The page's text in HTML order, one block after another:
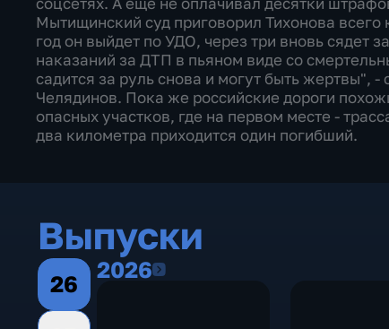
Мытищинский суд приговорил Тихонова
год он выйдет по УДО, через три вновь сядет
наказаний за ДТП в пьяном виде со
садится за руль снова и могут быть жертвы",
Челядинов. Пока же российские дороги
опасных участков, где на первом месте -
два километра приходится один погибший.
Выпуски
26
20262026